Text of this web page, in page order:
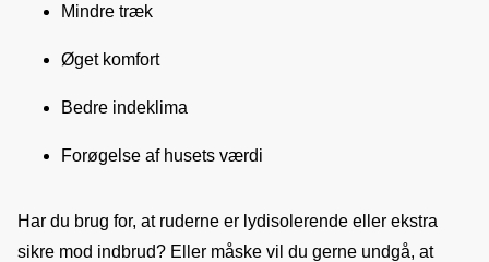
Mindre træk
Øget komfort
Bedre indeklima
Forøgelse af husets værdi
Har du brug for, at ruderne er lydisolerende eller ekstra
sikre mod indbrud? Eller måske vil du gerne undgå, at